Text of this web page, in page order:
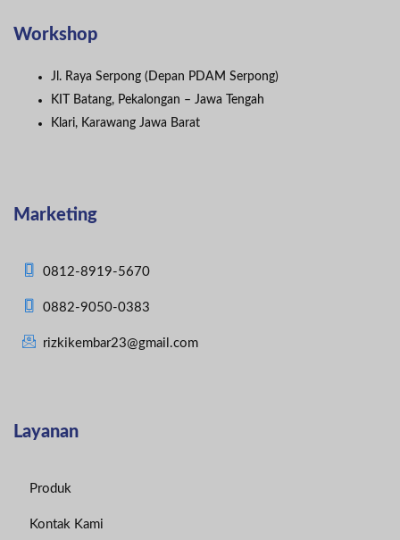
Workshop
Jl. Raya Serpong (Depan PDAM Serpong)
KIT Batang, Pekalongan – Jawa Tengah
Klari, Karawang Jawa Barat
Marketing
0812-8919-5670
0882-9050-0383
rizkikembar23@gmail.com
Layanan
Produk
Kontak Kami